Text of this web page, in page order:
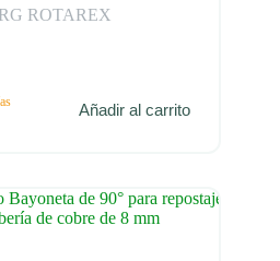
ROTAREX
Añadir al carrito